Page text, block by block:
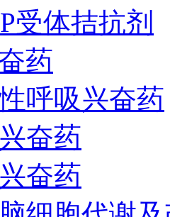
受体拮抗剂
药
呼吸兴奋药
奋药
奋药